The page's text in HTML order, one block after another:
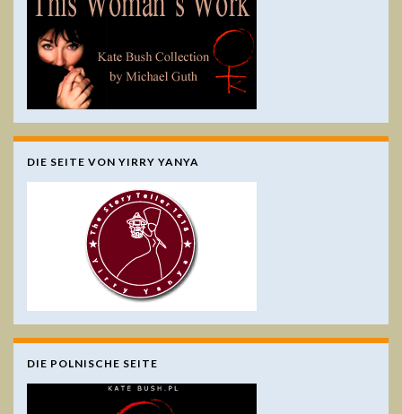
DIE SEITE VON YIRRY YANYA
DIE POLNISCHE SEITE